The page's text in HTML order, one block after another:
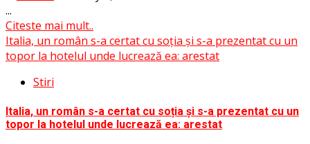
...
Citeste mai mult..
Italia, un român s-a certat cu soția și s-a prezentat cu un
topor la hotelul unde lucrează ea: arestat
Stiri
Italia, un român s-a certat cu soția și s-a prezentat cu un
topor la hotelul unde lucrează ea: arestat